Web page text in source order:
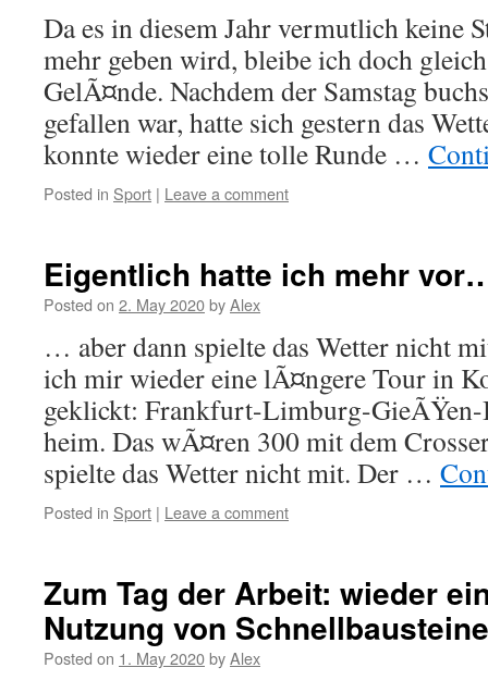
Da es in diesem Jahr vermutlich keine
mehr geben wird, bleibe ich doch
GelÃ¤nde. Nachdem der Samstag
gefallen war, hatte sich gestern das
konnte wieder eine tolle Runde …
Posted in Sport | Leave a comment
Eigentlich hatte ich mehr
Posted on 2. May 2020byAlex
… aber dann spielte das Wetter nicht
ich mir wieder eine lÃ¤ngere Tour in
geklickt: Frankfurt-Limburg-GieÃŸen-
heim. Das wÃ¤ren 300 mit dem
spielte das Wetter nicht mit. Der …
Posted in Sport | Leave a comment
Zum Tag der Arbeit: wieder
Nutzung von
Posted on 1. May 2020byAlex